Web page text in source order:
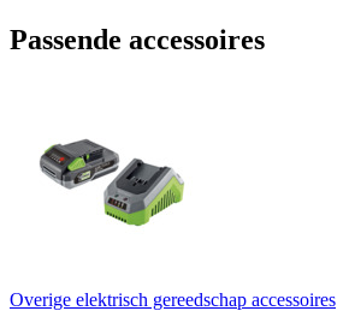
Passende accessoires
Overige elektrisch gereedschap accessoires